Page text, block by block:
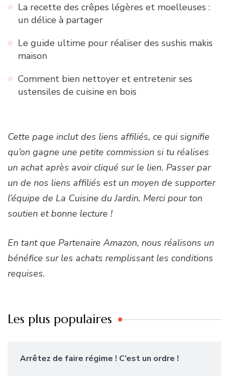
La recette des crêpes légères et moelleuses :
un délice à partager
Le guide ultime pour réaliser des sushis makis
maison
Comment bien nettoyer et entretenir ses
ustensiles de cuisine en bois
Cette page inclut des liens affiliés, ce qui signifie
qu’on gagne une petite commission si tu réalises
un achat après avoir cliqué sur le lien. Passer par
un de nos liens affiliés est un moyen de supporter
l’équipe de La Cuisine du Jardin. Merci pour ton
soutien et bonne lecture !
En tant que Partenaire Amazon, nous réalisons un
bénéfice sur les achats remplissant les conditions
requises.
Les plus populaires
Arrêtez de faire régime ! C’est un ordre !